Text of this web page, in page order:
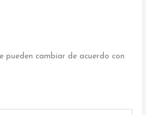
pueden cambiar de acuerdo con